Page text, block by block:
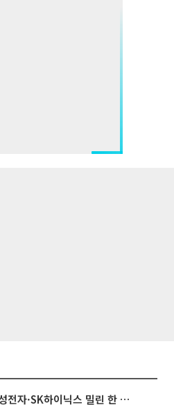
[베스트&워스트] 삼성전자·SK하이닉스 밀린 한 주…상상인증권은 85% 급등